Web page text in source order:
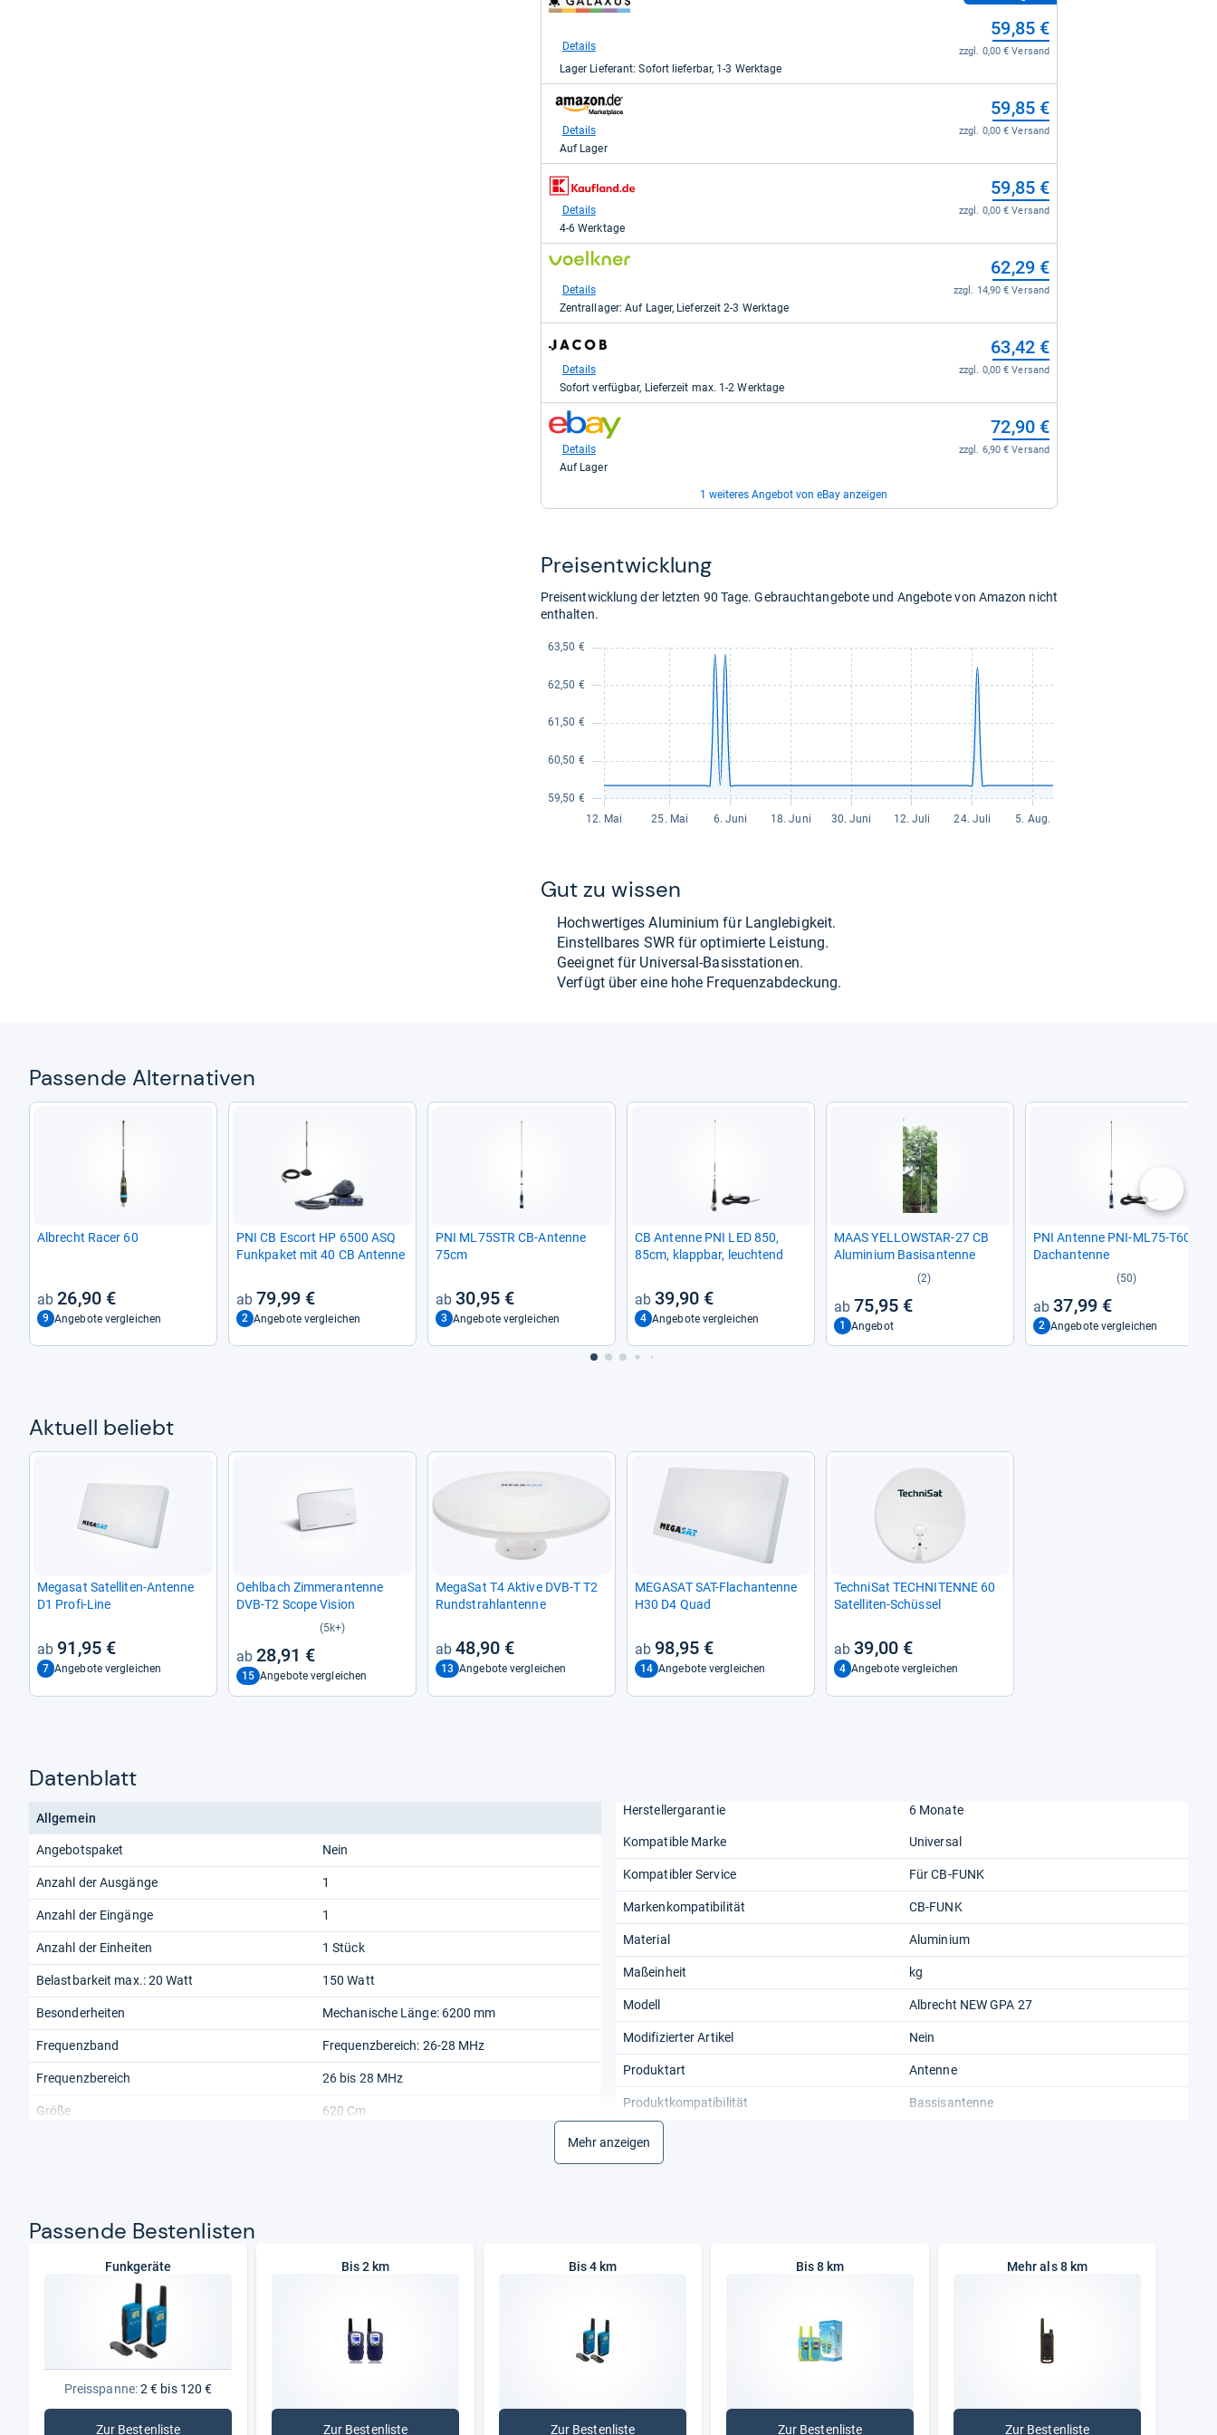
Shop:
galaxus
59,85
kaufen.
59,85 €
zzgl. 0,00 € Versand
Details
Lager Lieferant: Sofort lieferbar, 1-3 Werktage
zum
Shop:
für
kaufen.
59,85 €
zzgl. 0,00 € Versand
Details
Auf Lager
zum
Shop:
kaufen.
59,85 €
zzgl. 0,00 € Versand
Details
4-6 Werktage
zum
für
kaufen.
62,29 €
zzgl. 14,90 € Versand
Details
Zentrallager: Auf Lager, Lieferzeit 2-3 Werktage
zum
Shop:
Elektronik
direkt
für
63,42
kaufen.
63,42 €
zzgl. 0,00 € Versand
Details
Sofort verfügbar, Lieferzeit max. 1-2 Werktage
zum
Shop:
für
72,90 €
zzgl. 6,90 € Versand
Details
Auf Lager
1 weiteres Angebot von eBay anzeigen
eBay
119,00
kaufen.
Details
Auf Lager
Preis­ent­wick­lung
Preisentwicklung der letzten 90 Tage. Gebrauchtangebote und Angebote von Amazon nicht
enthalten.
Gut zu wis­sen
Hoch­wer­ti­ges Alu­mi­nium für Lang­le­big­keit.
Ein­stell­ba­res SWR für opti­mierte Leis­tung.
Geeig­net für Uni­ver­sal-​Basis­sta­tio­nen.
Ver­fügt über eine hohe Fre­quenz­ab­de­ckung.
Pas­sende Alter­na­ti­ven
Albrecht Racer 60
26,90 €
9 Angebote vergleichen
PNI CB Escort HP 6500 ASQ
Funk­pa­ket mit 40 CB Antenne
79,99 €
2 Angebote vergleichen
PNI ML75STR CB-​Antenne
75cm
30,95 €
3 Angebote vergleichen
CB Antenne PNI LED 850,
85cm, klapp­bar, leuch­tend
39,90 €
4 Angebote vergleichen
MAAS YEL­LOW­STAR-​27 CB
Alu­mi­nium Basi­s­an­tenne
(2)
75,95 €
1 Angebot
PNI Antenne PNI-​ML75-​T601
Dach­an­tenne
(50)
37,99 €
2 Angebote vergleichen
nächste
Aktu­ell beliebt
Megasat Satel­li­ten-​Antenne
D1 Profi-​Line
91,95 €
7 Angebote vergleichen
Oehl­bach Zim­mer­an­tenne
DVB-​T2 Scope Vision
(5k+)
28,91 €
15 Angebote vergleichen
MegaSat T4 Aktive DVB-​T T2
Rund­strahl­an­tenne
48,90 €
13 Angebote vergleichen
MEGASAT SAT-​Flach­an­tenne
H30 D4 Quad
98,95 €
14 Angebote vergleichen
Tech­ni­Sat TECH­NI­TENNE 60
Satel­li­ten-​Schüs­sel
39,00 €
4 Angebote vergleichen
Datenblatt
Allgemein
Angebotspaket Nein
Anzahl der Ausgänge 1
Anzahl der Eingänge 1
Anzahl der Einheiten 1 Stück
Belastbarkeit max.: 20 Watt 150 Watt
Besonderheiten Mechanische Länge: 6200 mm
Frequenzband Frequenzbereich: 26-28 MHz
Frequenzbereich 26 bis 28 MHz
Größe 620 Cm
Herstellergarantie 6 Monate
Kompatible Marke Universal
Kompatibler Service Für CB-FUNK
Markenkompatibilität CB-FUNK
Material Aluminium
Maßeinheit kg
Modell Albrecht NEW GPA 27
Modifizierter Artikel Nein
Produktart Antenne
Produktkompatibilität Bassisantenne
Strahlermaterial:
Mehr anzeigen
Pas­sende Bes­ten­lis­ten
Funkgeräte
Preisspanne:2 € bis 120 €
Zur Bestenliste
Bis 2 km
Zur Bestenliste
Bis 4 km
Zur Bestenliste
Bis 8 km
Zur Bestenliste
Mehr als 8 km
Zur Bestenliste